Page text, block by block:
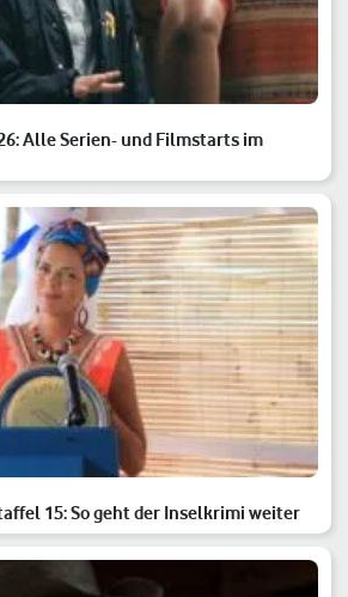
Alle Serien- und Filmstarts im
15: So geht der Inselkrimi weiter